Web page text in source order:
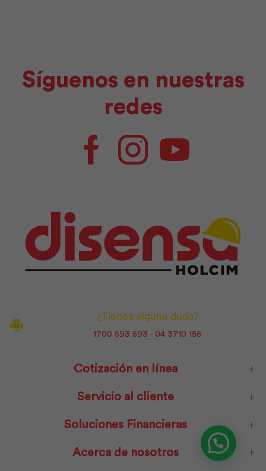
Síguenos en nuestras
redes
FacebookInstagramYoutube
¿Tienes alguna duda?
1700 593 593 - 04 3710 156
Cotización en línea
Servicio al cliente
Soluciones Financieras
Acerca de nosotros